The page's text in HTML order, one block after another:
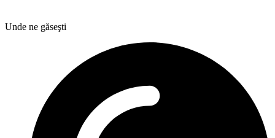
Unde ne găseşti